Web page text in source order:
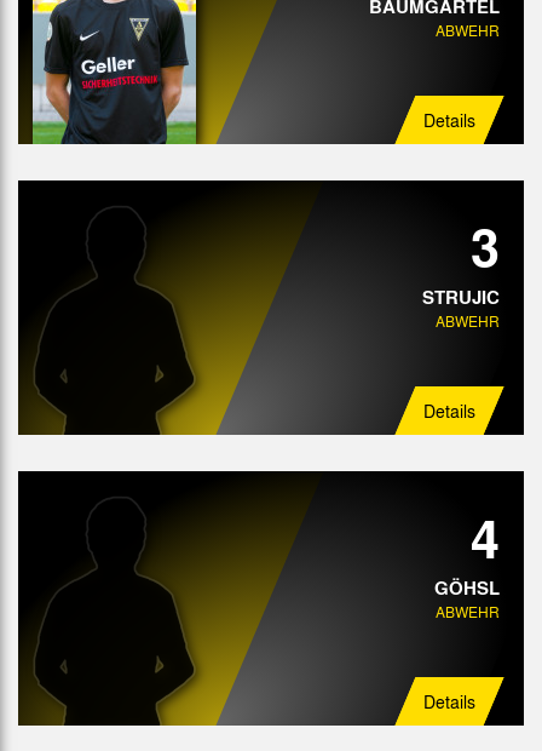
BAUMGÄRTEL
ABWEHR
Details
3
STRUJIC
ABWEHR
Details
4
GÖHSL
ABWEHR
Details